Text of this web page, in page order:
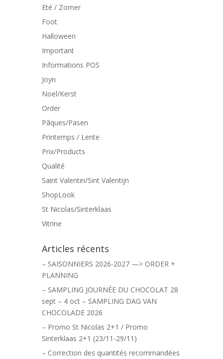
Eté / Zomer
Foot
Halloween
Important
Informations POS
Joyn
Noel/Kerst
Order
Pâques/Pasen
Printemps / Lente
Prix/Products
Qualité
Saint Valentin/Sint Valentijn
ShopLook
St Nicolas/Sinterklaas
Vitrine
Articles récents
– SAISONNIERS 2026-2027 —> ORDER +
PLANNING
– SAMPLING JOURNÉE DU CHOCOLAT 28
sept – 4 oct – SAMPLING DAG VAN
CHOCOLADE 2026
– Promo St Nicolas 2+1 / Promo
Sinterklaas 2+1 (23/11-29/11)
– Correction des quantités recommandées